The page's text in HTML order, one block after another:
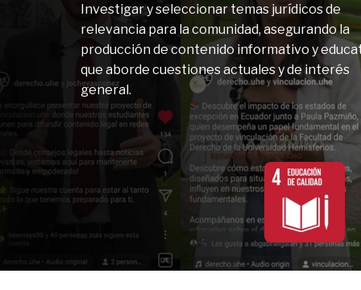
Investigar y seleccionar temas jurídicos de
relevancia para la comunidad, asegurando la
producción de contenido informativo y
que aborde cuestiones actuales y de interés
general.